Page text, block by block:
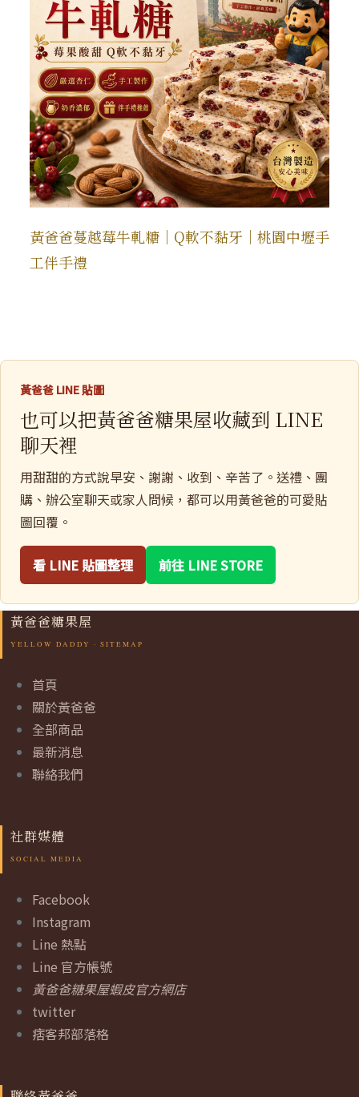
黃爸爸蔓越莓牛軋糖｜Q軟不黏牙｜桃園中壢手
工伴手禮
黃爸爸 LINE 貼圖
也可以把黃爸爸糖果屋收藏到 LINE
聊天裡
用甜甜的方式說早安、謝謝、收到、辛苦了。送禮、團
購、辦公室聊天或家人問候，都可以用黃爸爸的可愛貼
圖回覆。
看 LINE 貼圖整理 前往 LINE STORE
黃爸爸糖果屋
首頁
關於黃爸爸
全部商品
最新消息
聯絡我們
社群媒體
Facebook
Instagram
Line 熱點
Line 官方帳號
黃爸爸糖果屋蝦皮官方網店
twitter
痞客邦部落格